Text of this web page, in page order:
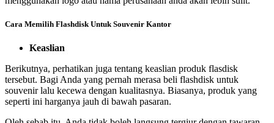
Cara Memilih Flashdisk Untuk Souvenir Kantor
Keaslian
Berikutnya, perhatikan juga tentang keaslian produk flasdisk
tersebut. Bagi Anda yang pernah merasa beli flashdisk untuk
souvenir lalu kecewa dengan kualitasnya. Biasanya, produk yang
seperti ini harganya jauh di bawah pasaran.